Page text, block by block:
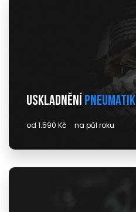
Uskladnění pneumatik
od 1.590 Kč na půl roku